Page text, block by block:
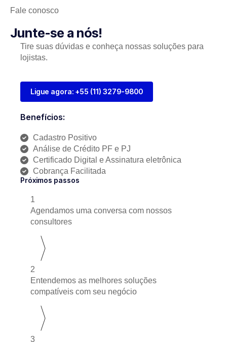
Fale conosco
Junte-se a nós!
Tire suas dúvidas e conheça nossas soluções para
lojistas.
Ligue agora: +55 (11) 3279-9800
Benefícios:
Cadastro Positivo
Análise de Crédito PF e PJ
Certificado Digital e Assinatura eletrônica
Cobrança Facilitada
Próximos passos
1
Agendamos uma conversa com nossos
consultores
2
Entendemos as melhores soluções
compatíveis com seu negócio
3